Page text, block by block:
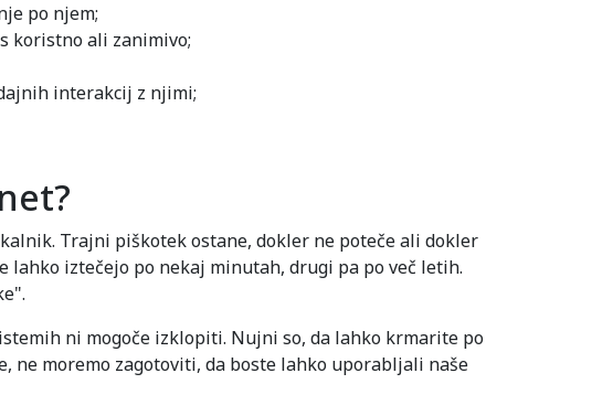
po njem;
koristno ali zanimivo;
interakcij z njimi;
Trajni piškotek ostane, dokler ne poteče ali dokler
iztečejo po nekaj minutah, drugi pa po več letih.
ni mogoče izklopiti. Nujni so, da lahko krmarite po
ne moremo zagotoviti, da boste lahko uporabljali naše